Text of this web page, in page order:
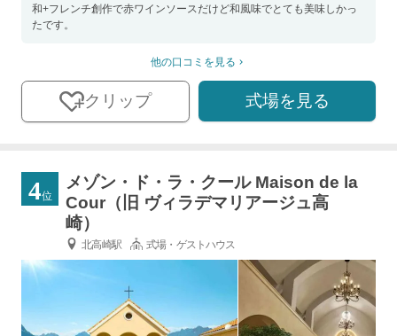
和+フレンチ創作で赤ワインソースだけど和風味でとても美味しかっ
たです。
他の口コミを見る
クリップ 式場を見る
4位
メゾン・ド・ラ・クール Maison de la
Cour（旧 ヴィラデマリアージュ高
崎）
北高崎駅 式場・ゲストハウス